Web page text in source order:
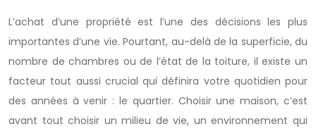
L’achat d’une propriété est l’une des décisions les plus
importantes d’une vie. Pourtant, au-delà de la superficie, du
nombre de chambres ou de l’état de la toiture, il existe un
facteur tout aussi crucial qui définira votre quotidien pour
des années à venir : le quartier. Choisir une maison, c’est
avant tout choisir un milieu de vie, un environnement qui